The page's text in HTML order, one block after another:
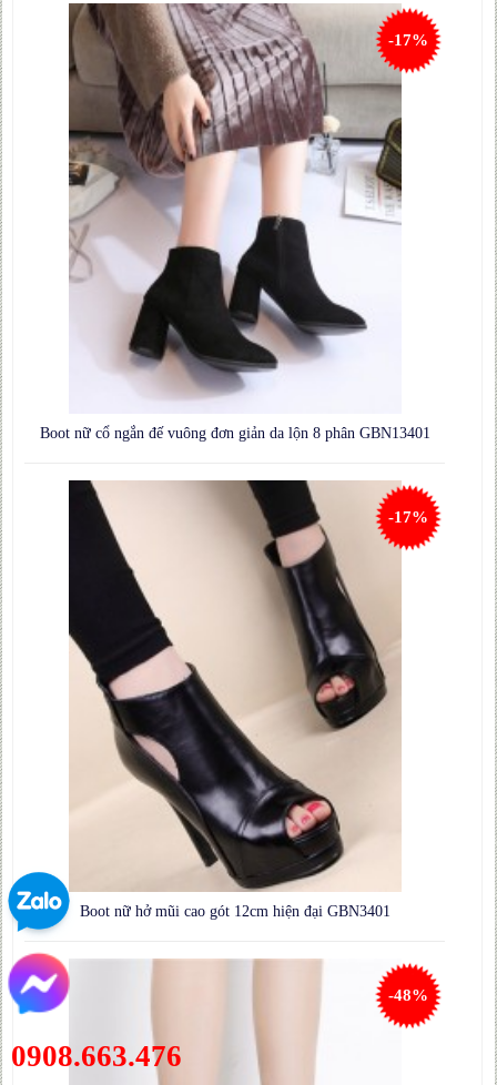
Boot nữ cổ ngắn đế vuông đơn giản da lộn 8 phân GBN13401
-17%
Boot nữ hở mũi cao gót 12cm hiện đại GBN3401
-17%
-48%
0908.663.476